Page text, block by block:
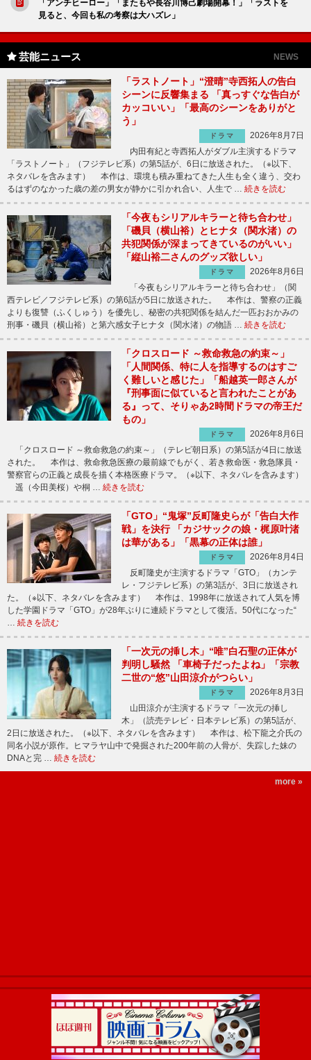
「アンチヒーロー」「またもや長谷川博己劇場開幕！」「ラストを
見ると、今回も私の考察は大ハズレ」
芸能ニュース NEWS
「ラストノート」“澄晴”寺西拓人の告白
シーンに反響集まる 「真っすぐな告白が
カッコいい」「最高のシーンをありがと
う」
ドラマ
2026年8月7日
内田有紀と寺西拓人がダブル主演するドラマ
「ラストノート」（フジテレビ系）の第5話が、6日に放送された。（※以下、
ネタバレを含みます） 本作は、環境も積み重ねてきた人生も全く違う、交わ
るはずのなかった歳の差の男女が静かに引かれ合い、人生で … 続きを読む
「今夜もシリアルキラーと待ち合わせ」
「磯貝（横山裕）とヒナタ（関水渚）の
共犯関係が深まってきているのがいい」
「縦山裕二さんのグッズ欲しい」
ドラマ
2026年8月6日
「今夜もシリアルキラーと待ち合わせ」（関
西テレビ／フジテレビ系）の第6話が5日に放送された。 本作は、警察の正義
よりも復讐（ふくしゅう）を優先し、秘密の共犯関係を結んだ一匹おおかみの
刑事・磯貝（横山裕）と第六感女子ヒナタ（関水渚）の物語 … 続きを読む
「クロスロード ～救命救急の約束～」
「人間関係、特に人を指導するのはすご
く難しいと感じた」「船越英一郎さんが
『刑事面に似ていると言われたことがあ
る』って、そりゃあ2時間ドラマの帝王だ
もの」
ドラマ
2026年8月6日
「クロスロード ～救命救急の約束～」（テレビ朝日系）の第5話が4日に放送
された。 本作は、救命救急医療の最前線でもがく、若き救命医・救急隊員・
警察官らの正義と成長を描く本格医療ドラマ。（※以下、ネタバレを含みます）
遥（今田美桜）や桐 … 続きを読む
「GTO」“鬼塚”反町隆史らが「告白大作
戦」を決行 「カジサックの娘・梶原叶渚
は華がある」「黒幕の正体は誰」
ドラマ
2026年8月4日
反町隆史が主演するドラマ「GTO」（カンテ
レ・フジテレビ系）の第3話が、3日に放送され
た。（※以下、ネタバレを含みます） 本作は、1998年に放送されて人気を博
した学園ドラマ「GTO」が28年ぶりに連続ドラマとして復活。50代になった“
… 続きを読む
「一次元の挿し木」“唯”白石聖の正体が
判明し騒然 「車椅子だったよね」「宗教
二世の“悠”山田涼介がつらい」
ドラマ
2026年8月3日
山田涼介が主演するドラマ「一次元の挿し
木」（読売テレビ・日本テレビ系）の第5話が、
2日に放送された。（※以下、ネタバレを含みます） 本作は、松下龍之介氏の
同名小説が原作。ヒマラヤ山中で発掘された200年前の人骨が、失踪した妹の
DNAと完 … 続きを読む
more »